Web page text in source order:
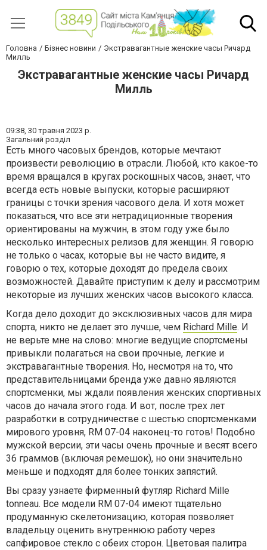
Головна Бізнес новини
Экстравагантные женские часы Ричард
Милль
Экстравагантные женские часы Ричард
Милль
09:38, 30 травня 2023 р.
Загальний розділ
Есть много часовых брендов, которые мечтают
произвести революцию в отрасли. Любой, кто какое-то
время вращался в кругах роскошных часов, знает, что
всегда есть новые выпуски, которые расширяют
границы с точки зрения часового дела. И хотя может
показаться, что все эти нетрадиционные творения
ориентированы на мужчин, в этом году уже было
несколько интересных релизов для женщин. Я говорю
не только о часах, которые вы не часто видите, я
говорю о тех, которые доходят до предела своих
возможностей. Давайте приступим к делу и рассмотрим
некоторые из лучших женских часов высокого класса.
Когда дело доходит до эксклюзивных часов для мира
спорта, никто не делает это лучше, чем Richard Mille. И
не верьте мне на слово: многие ведущие спортсмены
привыкли полагаться на свои прочные, легкие и
экстравагантные творения. Но, несмотря на то, что
представительницами бренда уже давно являются
спортсменки, мы ждали появления женских спортивных
часов до начала этого года. И вот, после трех лет
разработки в сотрудничестве с шестью спортсменками
мирового уровня, RM 07-04 наконец-то готов! Подобно
мужской версии, эти часы очень прочные и весят всего
36 граммов (включая ремешок), но они значительно
меньше и подходят для более тонких запястий.
Вы сразу узнаете фирменный футляр Richard Mille
tonneau. Все модели RM 07-04 имеют тщательно
продуманную скелетонизацию, которая позволяет
владельцу оценить внутреннюю работу через
сапфировое стекло с обеих сторон. Цветовая палитра